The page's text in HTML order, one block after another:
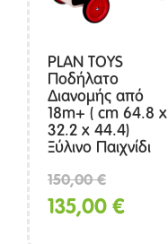
PLAN TOYS
Ποδήλατο
Διανομής από
18m+ ( cm 64.8 x
32.2 x 44.4)
Ξύλινο Παιχνίδι
150,00€
price
135,00€